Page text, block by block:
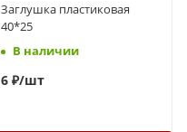
Заглушка пластиковая
40*25
В наличии
6 ₽/шт